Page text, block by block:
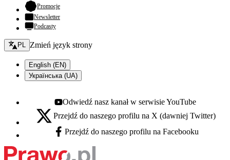
Promocje- otwiera się w nowej karcie
Newsletter
Podcasty
Zmień język - bieżący:
PL Zmień język strony
English (EN)
Українська (UA)
Youtube - otwiera się w nowej karcie
Odwiedź nasz kanał w serwisie YouTube
X - otwiera się w nowej karcie
Przejdź do naszego profilu na X (dawniej Twitter)
Facebook - otwiera się w nowej karcie
Przejdź do naszego profilu na Facebooku